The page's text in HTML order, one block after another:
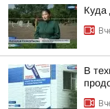
Куда
В